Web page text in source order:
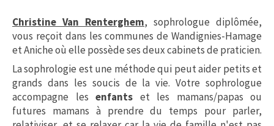
Christine Van Renterghem, sophrologue diplômée,
vous reçoit dans les communes de Wandignies-Hamage
et Aniche où elle possède ses deux cabinets de praticien.
La sophrologie est une méthode qui peut aider petits et
grands dans les soucis de la vie. Votre sophrologue
accompagne les enfants et les mamans/papas ou
futures mamans à prendre du temps pour parler,